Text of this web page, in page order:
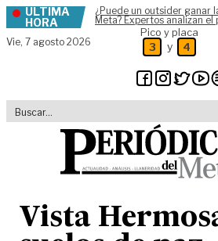
Skip to content
ÚLTIMA
HORA
¿Puede un outsider ganar
Meta? Expertos analizan el
Vie, 7 agosto 2026
Pico y placa
3 y 4
Vista